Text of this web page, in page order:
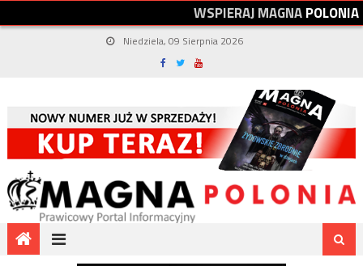
WSPIERAJMAGNAPOLONIA
Niedziela, 09 Sierpnia 2026